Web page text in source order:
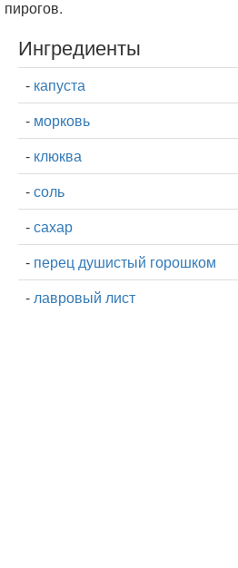
пирогов.
Ингредиенты
- капуста
- морковь
- клюква
-соль
-сахар
- перец душистый горошком
-лавровый лист